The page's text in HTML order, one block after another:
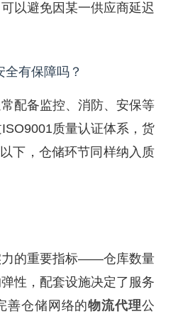
以避免因某一供应商延迟
有保障吗？
配备监控、消防、安保等
质量认证体系，货
下，仓储环节同样纳入质
力的重要指标——仓库数量
性，配套设施决定了服务
善仓储网络的物流代理公